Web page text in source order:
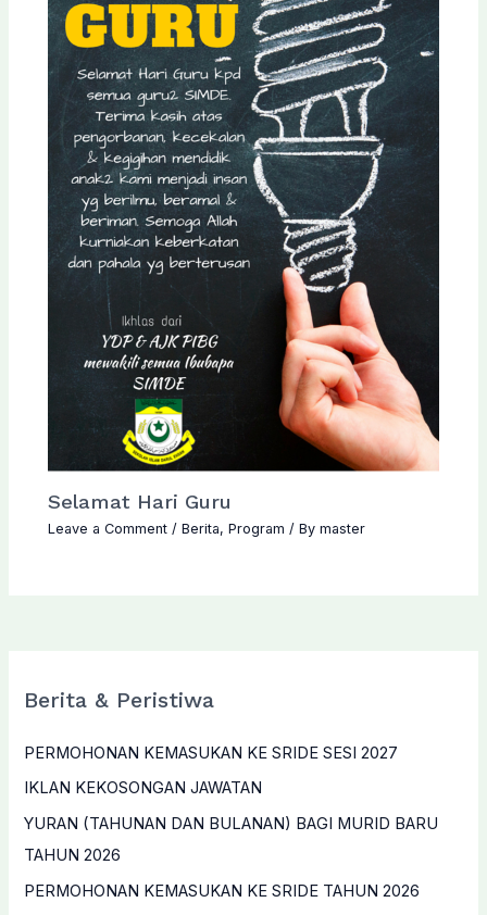
Selamat Hari Guru
Leave a Comment /Berita,Program / Bymaster
Berita & Peristiwa
PERMOHONAN KEMASUKAN KE SRIDE SESI 2027
IKLAN KEKOSONGAN JAWATAN
YURAN (TAHUNAN DAN BULANAN) BAGI MURID BARU
TAHUN 2026
PERMOHONAN KEMASUKAN KE SRIDE TAHUN 2026